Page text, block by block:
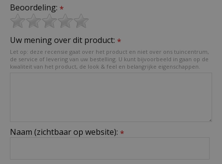
Beoordeling: *
Uw mening over dit product: *
Let op: deze recensie gaat over het product en niet over ons tuincentrum,
de service of levering van uw bestelling. U kunt bijvoorbeeld in gaan op de
kwaliteit van het product, de look & feel en belangrijke eigenschappen.
Naam (zichtbaar op website): *